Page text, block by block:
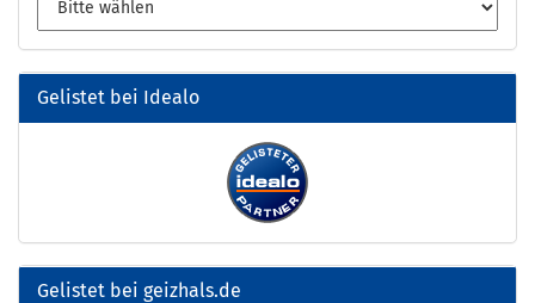
Gelistet bei Idealo
Gelistet bei geizhals.de